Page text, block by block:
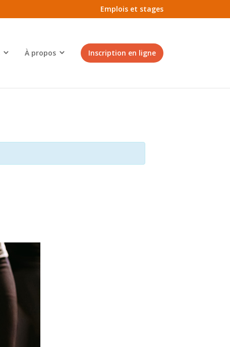
Emplois et stages
À propos Inscription en ligne